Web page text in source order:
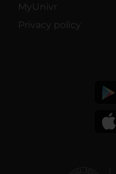
MyUnivr
Privacy policy